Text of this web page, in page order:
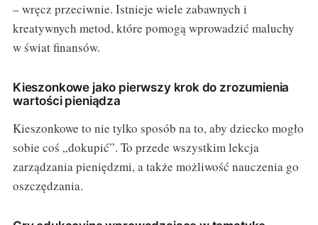
– wręcz przeciwnie. Istnieje wiele zabawnych i
kreatywnych metod, które pomogą wprowadzić maluchy
w świat finansów.
Kieszonkowe jako pierwszy krok do zrozumienia
wartości pieniądza
Kieszonkowe to nie tylko sposób na to, aby dziecko mogło
sobie coś „dokupić”. To przede wszystkim lekcja
zarządzania pieniędzmi, a także możliwość nauczenia go
oszczędzania.